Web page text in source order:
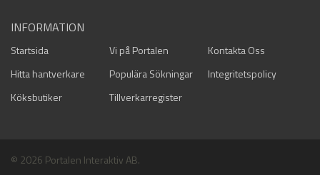
INFORMATION
Startsida Vi på Portalen
Kontakta Oss
Hitta hantverkare
Populära Sökningar
Integritetspolicy
Köksbutiker
Tillverkarregister
© 2026 Portalen Interaktiv AB.